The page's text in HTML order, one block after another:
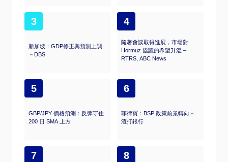
3
新加坡：GDP修正與預測上調
－DBS
4
隨著會談取得進展，市場對
Hormuz 協議的希望升溫 –
RTRS, ABC News
5
GBP/JPY 價格預測：反彈守住
200 日 SMA 上方
6
菲律賓：BSP 政策前景轉向－
渣打銀行
7 8